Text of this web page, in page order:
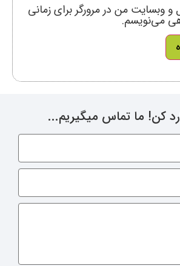
و وبسایت من در مرورگر برای زمانی
می‌نویسم.
کن! ما تماس میگیریم...